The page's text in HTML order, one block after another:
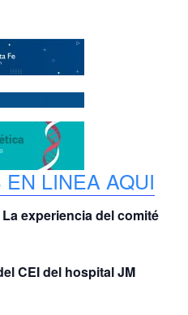
LINEA AQUI
experiencia del comité
CEI del hospital JM